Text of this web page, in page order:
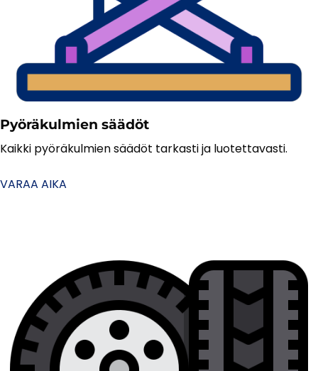
Pyöräkulmien säädöt
Kaikki pyöräkulmien säädöt tarkasti ja luotettavasti.
VARAA AIKA